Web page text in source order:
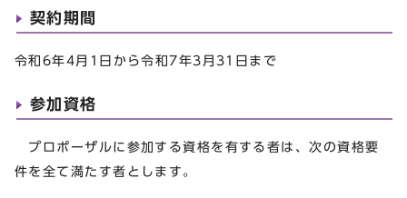
契約期間
令和6年4月1日から令和7年3月31日まで
参加資格
プロポーザルに参加する資格を有する者は、次の資格要
件を全て満たす者とします。